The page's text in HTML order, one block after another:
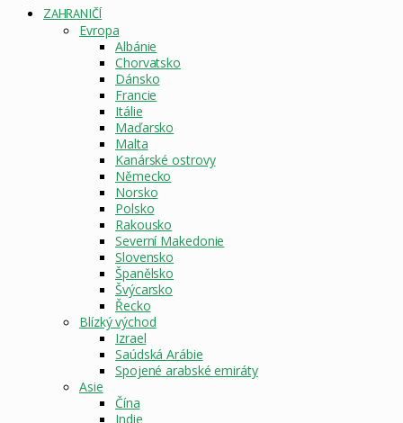
STRÁNKA
ZAHRANIČÍ
Evropa
Albánie
Chorvatsko
Dánsko
Francie
Itálie
Maďarsko
Malta
Kanárské ostrovy
Německo
Norsko
Polsko
Rakousko
Severní Makedonie
Slovensko
Španělsko
Švýcarsko
Řecko
Blízký východ
Izrael
Saúdská Arábie
Spojené arabské emiráty
Asie
Čína
Indie